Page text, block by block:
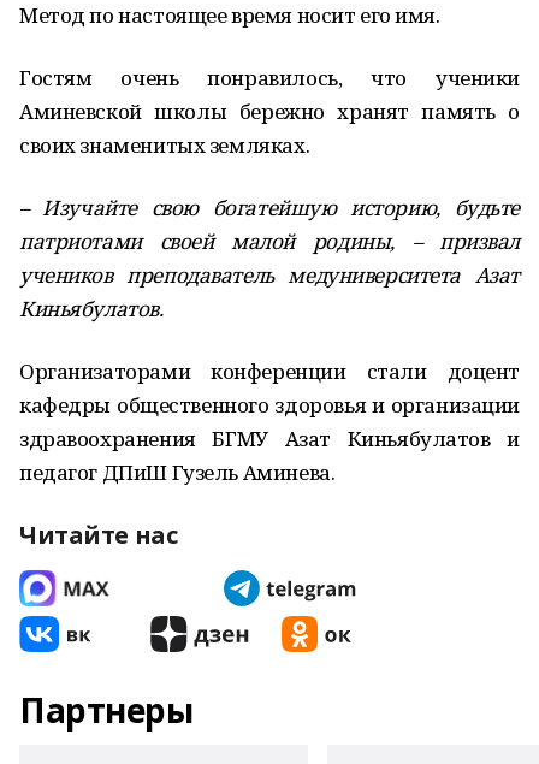
Метод по настоящее время носит его имя.
Гостям очень понравилось, что ученики
Аминевской школы бережно хранят память о
своих знаменитых земляках.
– Изучайте свою богатейшую историю, будьте
патриотами своей малой родины, – призвал
учеников преподаватель медуниверситета Азат
Киньябулатов.
Организаторами конференции стали доцент
кафедры общественного здоровья и организации
здравоохранения БГМУ Азат Киньябулатов и
педагог ДПиШ Гузель Аминева.
Читайте нас
Партнеры